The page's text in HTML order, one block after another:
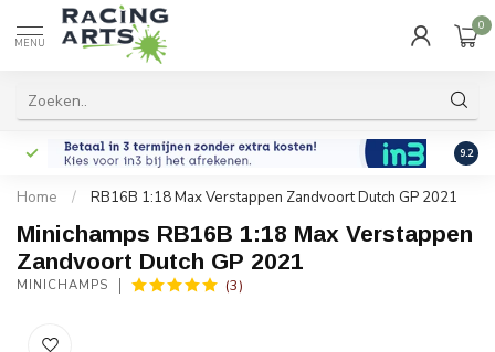
MENU
0
9.2
Home / RB16B 1:18 Max Verstappen Zandvoort Dutch GP 2021
Minichamps RB16B 1:18 Max Verstappen
Zandvoort Dutch GP 2021
MINICHAMPS (3)